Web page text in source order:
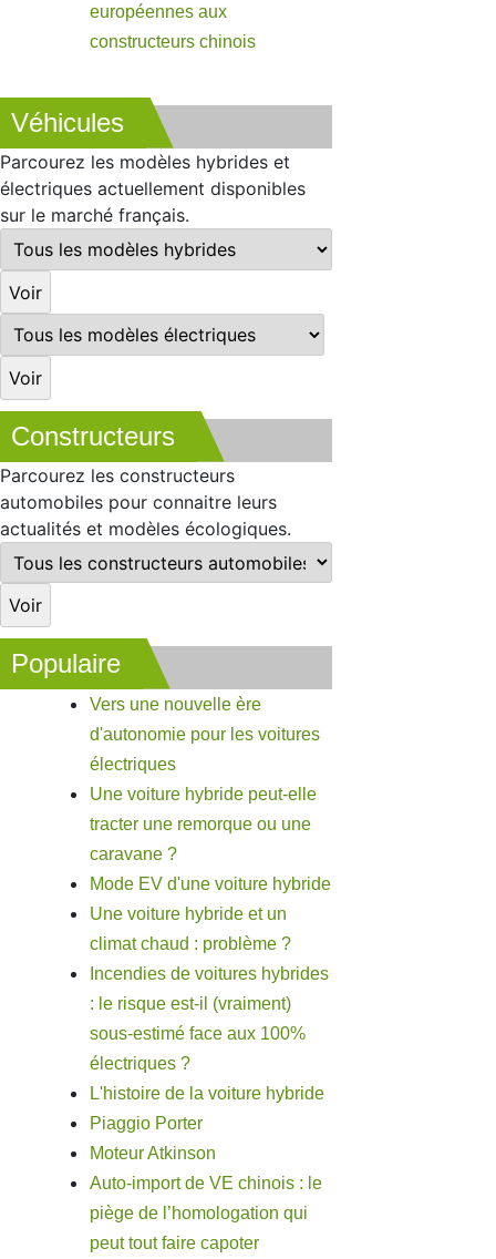
européennes aux
constructeurs chinois
Véhicules
Parcourez les modèles hybrides et
électriques actuellement disponibles
sur le marché français.
Constructeurs
Parcourez les constructeurs
automobiles pour connaitre leurs
actualités et modèles écologiques.
Populaire
Vers une nouvelle ère
d'autonomie pour les voitures
électriques
Une voiture hybride peut-elle
tracter une remorque ou une
caravane ?
Mode EV d'une voiture hybride
Une voiture hybride et un
climat chaud : problème ?
Incendies de voitures hybrides
: le risque est-il (vraiment)
sous-estimé face aux 100%
électriques ?
L'histoire de la voiture hybride
Piaggio Porter
Moteur Atkinson
Auto-import de VE chinois : le
piège de l’homologation qui
peut tout faire capoter